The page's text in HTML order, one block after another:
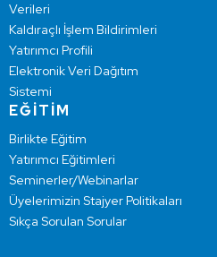
Verileri
Kaldıraçlı İşlem Bildirimleri
Yatırımcı Profili
Elektronik Veri Dağıtım
Sistemi
EĞİTİM
Birlikte Eğitim
Yatırımcı Eğitimleri
Seminerler/Webinarlar
Üyelerimizin Stajyer Politikaları
Sıkça Sorulan Sorular